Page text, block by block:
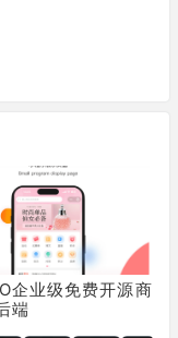
企业级免费开源商
端